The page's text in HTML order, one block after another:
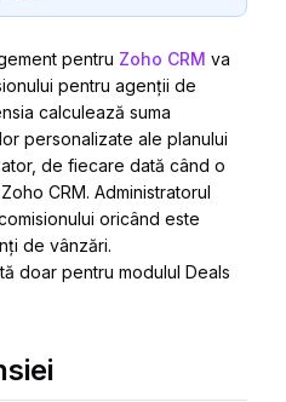
pentru Zoho CRM va
pentru agenții de
calculează suma
personalizate ale planului
de fiecare dată când o
CRM. Administratorul
oricând este
de vânzări.
doar pentru modulul Deals